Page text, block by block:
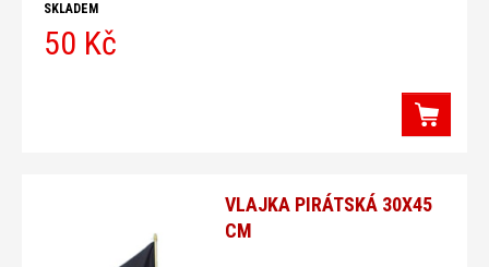
SKLADEM
50 Kč
VLAJKA PIRÁTSKÁ 30X45
CM